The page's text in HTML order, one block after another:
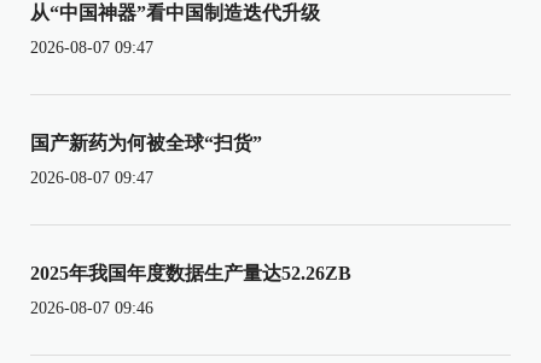
从“中国神器”看中国制造迭代升级
2026-08-07 09:47
国产新药为何被全球“扫货”
2026-08-07 09:47
2025年我国年度数据生产量达52.26ZB
2026-08-07 09:46